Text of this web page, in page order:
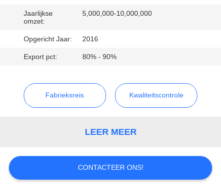
PRIVACY
POLICY
Jaarlijkse
omzet:
5,000,000-10,000,000
Opgericht Jaar: 2016
Export pct: 80% - 90%
Fabrieksreis Kwaliteitscontrole
LEER MEER
CONTACTEER ONS!